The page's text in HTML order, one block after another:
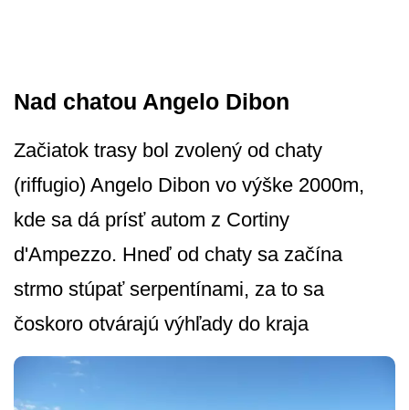
Nad chatou Angelo Dibon
Začiatok trasy bol zvolený od chaty
(riffugio) Angelo Dibon vo výške 2000m,
kde sa dá prísť autom z Cortiny
d'Ampezzo. Hneď od chaty sa začína
strmo stúpať serpentínami, za to sa
čoskoro otvárajú výhľady do kraja